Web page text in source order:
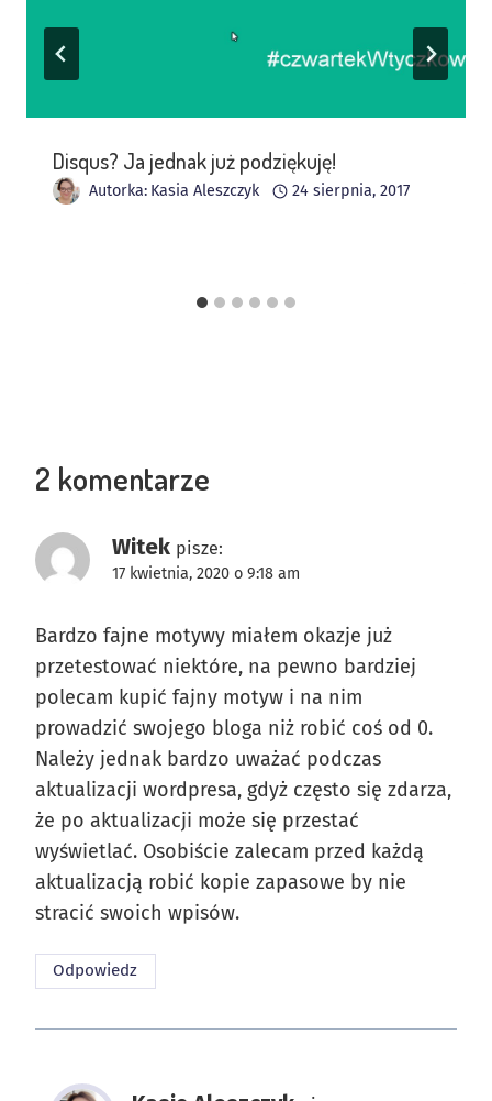
Disqus? Ja jednak już podziękuję!
Autorka: Kasia Aleszczyk 24 sierpnia, 2017
2 komentarze
Witek pisze:
17 kwietnia, 2020 o 9:18 am
Bardzo fajne motywy miałem okazje już
przetestować niektóre, na pewno bardziej
polecam kupić fajny motyw i na nim
prowadzić swojego bloga niż robić coś od 0.
Należy jednak bardzo uważać podczas
aktualizacji wordpresa, gdyż często się zdarza,
że po aktualizacji może się przestać
wyświetlać. Osobiście zalecam przed każdą
aktualizacją robić kopie zapasowe by nie
stracić swoich wpisów.
Odpowiedz